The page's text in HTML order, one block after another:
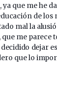
que me he
de los
mal la
que me parece
dejar
que lo